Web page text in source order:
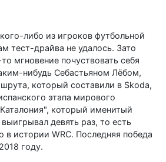
либо из игроков футбольной
тест-драйва не удалось. Зато
мгновение почуствовать себя
нибудь Себастьяном Лёбом,
который составили в Skoda,
этапа мирового
который именитый
девять раз, то есть
истории WRC. Последняя победа
году.